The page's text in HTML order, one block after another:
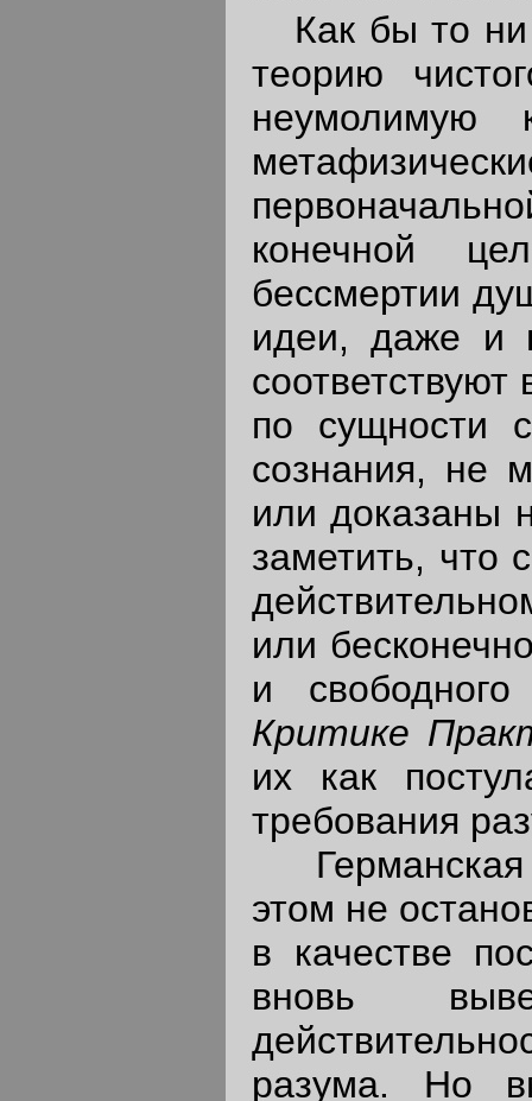
Как бы то ни
теорию
неумолимую
конечной
бессмертии
идеи, даже и
по сущности
сознания, не
или доказаны
заметить, что
или
и
Критике
их как
требования
Германская
этом не
в качестве
вновь
разума. Но